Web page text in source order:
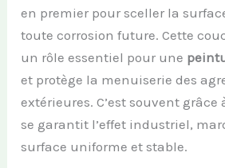
en premier pour sceller la
toute corrosion future. Cette
un rôle essentiel pour une
et protège la menuiserie des
extérieures. C’est souvent grâce
se garantit l’effet industriel,
surface uniforme et stable.